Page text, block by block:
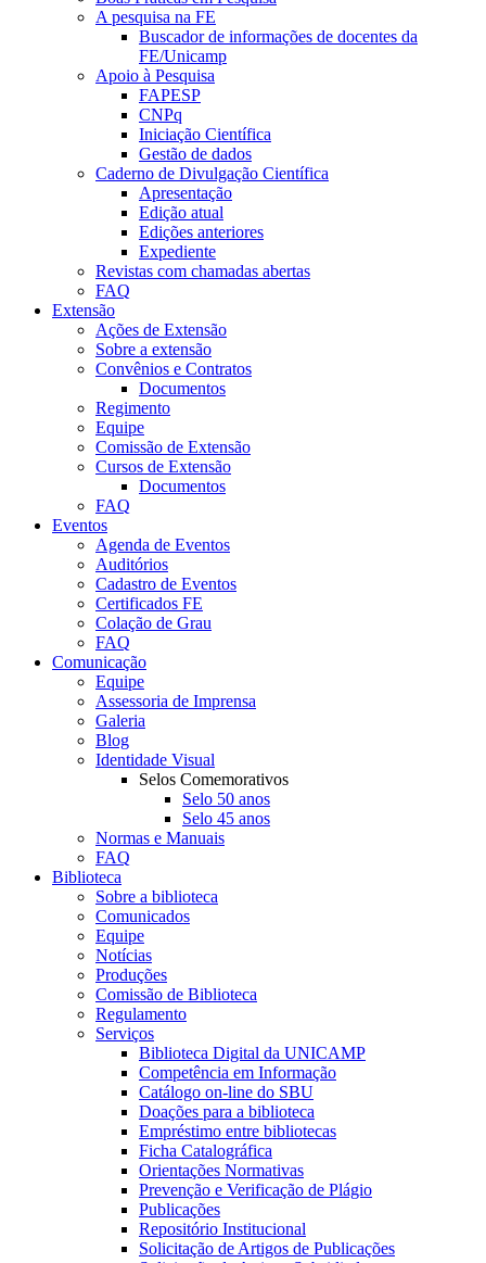
A pesquisa na FE
Buscador de informações de docentes da
FE/Unicamp
Apoio à Pesquisa
FAPESP
CNPq
Iniciação Científica
Gestão de dados
Caderno de Divulgação Científica
Apresentação
Edição atual
Edições anteriores
Expediente
Revistas com chamadas abertas
FAQ
Extensão
Ações de Extensão
Sobre a extensão
Convênios e Contratos
Documentos
Regimento
Equipe
Comissão de Extensão
Cursos de Extensão
Documentos
FAQ
Eventos
Agenda de Eventos
Auditórios
Cadastro de Eventos
Certificados FE
Colação de Grau
FAQ
Comunicação
Equipe
Assessoria de Imprensa
Galeria
Blog
Identidade Visual
Selos Comemorativos
Selo 50 anos
Selo 45 anos
Normas e Manuais
FAQ
Biblioteca
Sobre a biblioteca
Comunicados
Equipe
Notícias
Produções
Comissão de Biblioteca
Regulamento
Serviços
Biblioteca Digital da UNICAMP
Competência em Informação
Catálogo on-line do SBU
Doações para a biblioteca
Empréstimo entre bibliotecas
Ficha Catalográfica
Orientações Normativas
Prevenção e Verificação de Plágio
Publicações
Repositório Institucional
Solicitação de Artigos de Publicações